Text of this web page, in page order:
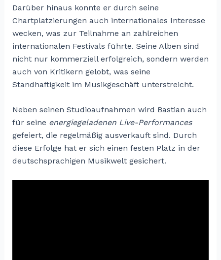
Darüber hinaus konnte er durch seine
Chartplatzierungen auch internationales Interesse
wecken, was zur Teilnahme an zahlreichen
internationalen Festivals führte. Seine Alben sind
nicht nur kommerziell erfolgreich, sondern werden
auch von Kritikern gelobt, was seine
Standhaftigkeit im Musikgeschäft unterstreicht.
Neben seinen Studioaufnahmen wird Bastian auch
für seine energiegeladenen Live-Performances
gefeiert, die regelmäßig ausverkauft sind. Durch
diese Erfolge hat er sich einen festen Platz in der
deutschsprachigen Musikwelt gesichert.